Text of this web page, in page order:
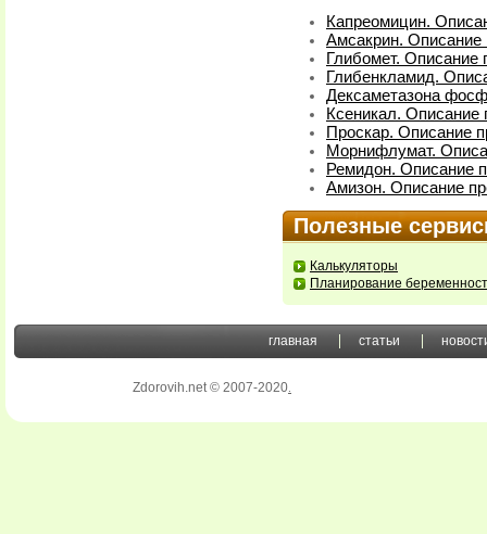
Капреомицин.
Амсакрин. Описание
Глибомет. Описание
Глибенкламид.
Дексаметазона
Ксеникал. Описание
Проскар. Описание
Морнифлумат.
Ремидон. Описание
Амизон. Описание
Полезные
Калькуляторы
Планирование
главная статьи
Zdorovih.net © 2007-2020